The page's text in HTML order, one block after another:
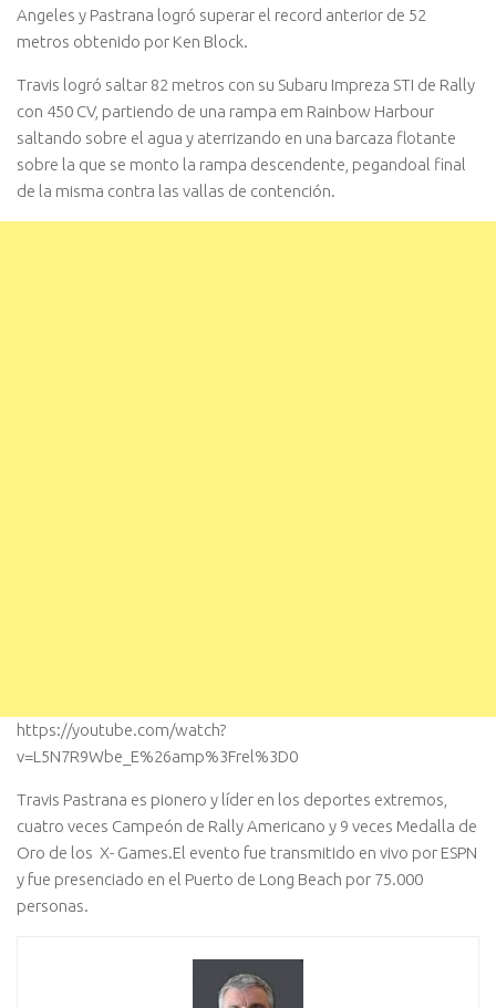
Angeles y Pastrana logró superar el record anterior de 52
metros obtenido por Ken Block.
Travis logró saltar 82 metros con su Subaru Impreza STI de Rally
con 450 CV, partiendo de una rampa em Rainbow Harbour
saltando sobre el agua y aterrizando en una barcaza flotante
sobre la que se monto la rampa descendente, pegandoal final
de la misma contra las vallas de contención.
https://youtube.com/watch?
v=L5N7R9Wbe_E%26amp%3Frel%3D0
Travis Pastrana es pionero y lí­der en los deportes extremos,
cuatro veces Campeón de Rally Americano y 9 veces Medalla de
Oro de los X- Games.El evento fue transmitido en vivo por ESPN
y fue presenciado en el Puerto de Long Beach por 75.000
personas.